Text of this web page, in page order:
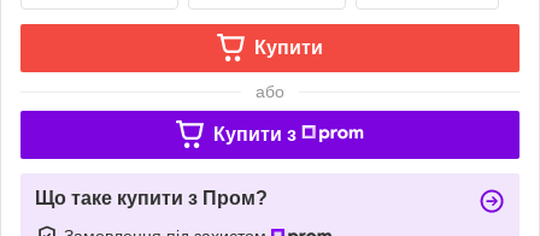
Купити
або
Купити з
Що таке купити з Пром?